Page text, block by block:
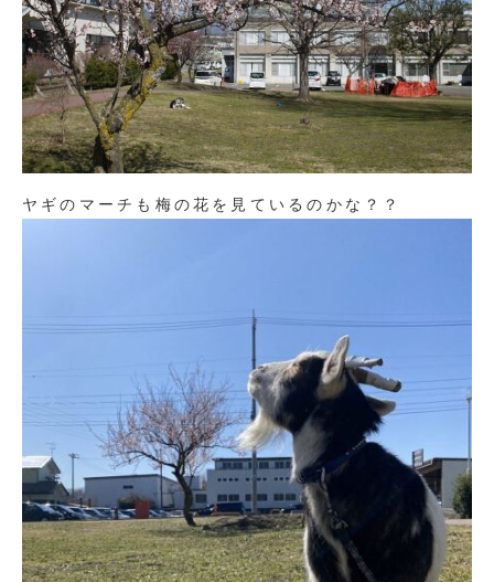
ヤギのマーチも梅の花を見ているのかな？？